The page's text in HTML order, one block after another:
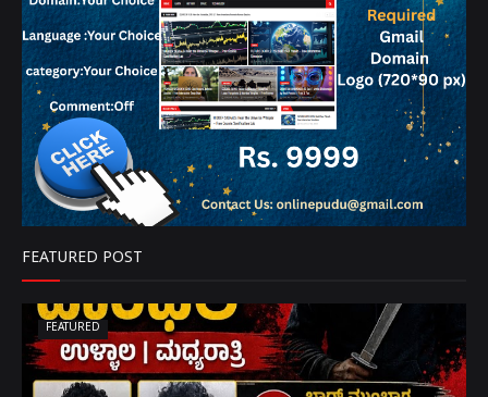
FEATURED POST
FEATURED